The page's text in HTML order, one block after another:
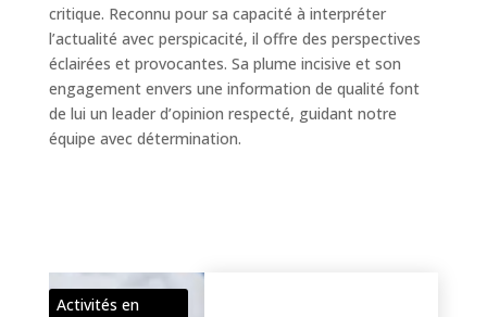
critique. Reconnu pour sa capacité à interpréter
l’actualité avec perspicacité, il offre des perspectives
éclairées et provocantes. Sa plume incisive et son
engagement envers une information de qualité font
de lui un leader d’opinion respecté, guidant notre
équipe avec détermination.
Activités en